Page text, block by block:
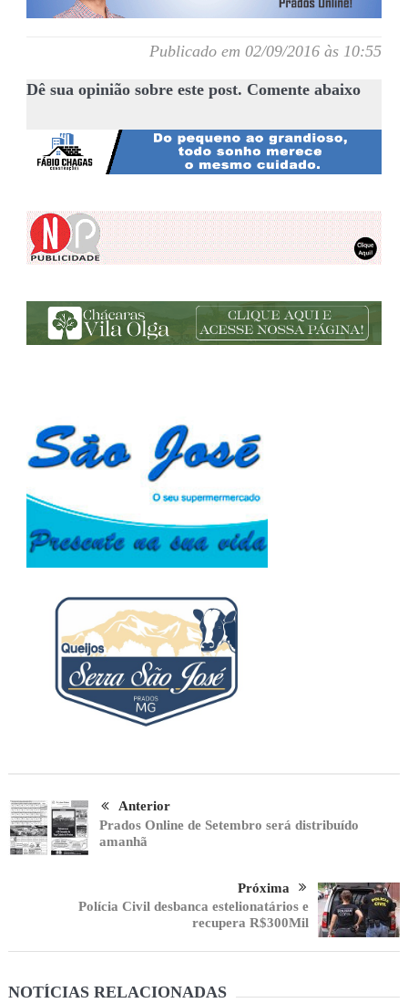
Publicado em 02/09/2016 às 10:55
Dê sua opinião sobre este post. Comente abaixo
Anterior
Prados Online de Setembro será distribuído
amanhã
Próxima
Polícia Civil desbanca estelionatários e
recupera R$300Mil
NOTÍCIAS RELACIONADAS